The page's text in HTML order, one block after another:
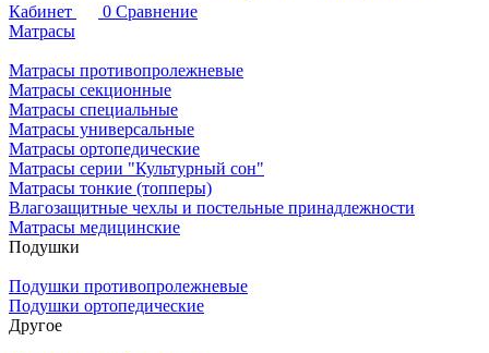
Кабинет
0 Сравнение
Матрасы
Матрасы противопролежневые
Матрасы секционные
Матрасы специальные
Матрасы универсальные
Матрасы ортопедические
Матрасы серии "Культурный сон"
Матрасы тонкие (топперы)
Влагозащитные чехлы и постельные принадлежности
Матрасы медицинские
Подушки
Подушки противопролежневые
Подушки ортопедические
Другое